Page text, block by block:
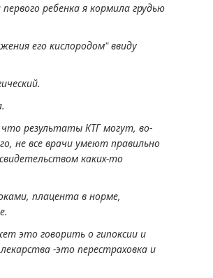
ребенка я кормила грудью
его кислородом" ввиду
результаты КТГ могут, во-
не все врачи умеют правильно
каких-то
плацента в норме,
это говорить о гипоксии и
-это перестраховка и